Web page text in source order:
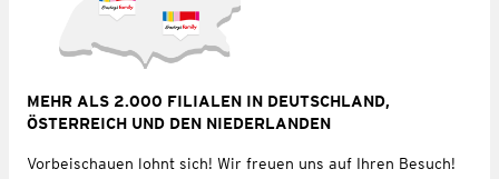
MEHR ALS 2.000 FILIALEN IN DEUTSCHLAND,
ÖSTERREICH UND DEN NIEDERLANDEN
Vorbeischauen lohnt sich! Wir freuen uns auf Ihren Besuch!